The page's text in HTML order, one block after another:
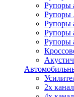
Рупоры
Рупоры
Рупоры
Рупоры
Рупоры
2х